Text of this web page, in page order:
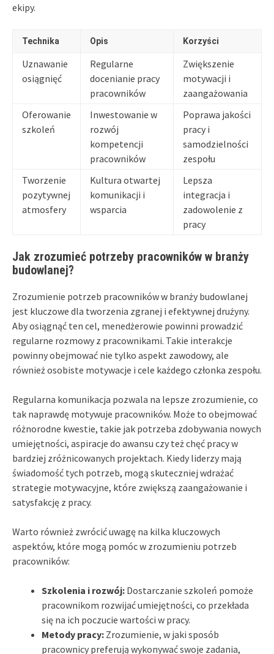
ekipy.
Technika Opis Korzyści
Uznawanie
osiągnięć
Regularne
docenianie pracy
pracowników
Zwiększenie
motywacji i
zaangażowania
Oferowanie
szkoleń
Inwestowanie w
rozwój
kompetencji
pracowników
Poprawa jakości
pracy i
samodzielności
zespołu
Tworzenie
pozytywnej
atmosfery
Kultura otwartej
komunikacji i
wsparcia
Lepsza
integracja i
zadowolenie z
pracy
Jak zrozumieć potrzeby pracowników w branży
budowlanej?
Zrozumienie potrzeb pracowników w branży budowlanej
jest kluczowe dla tworzenia zgranej i efektywnej drużyny.
Aby osiągnąć ten cel, menedżerowie powinni prowadzić
regularne rozmowy z pracownikami. Takie interakcje
powinny obejmować nie tylko aspekt zawodowy, ale
również osobiste motywacje i cele każdego członka zespołu.
Regularna komunikacja pozwala na lepsze zrozumienie, co
tak naprawdę motywuje pracowników. Może to obejmować
różnorodne kwestie, takie jak potrzeba zdobywania nowych
umiejętności, aspiracje do awansu czy też chęć pracy w
bardziej zróżnicowanych projektach. Kiedy liderzy mają
świadomość tych potrzeb, mogą skuteczniej wdrażać
strategie motywacyjne, które zwiększą zaangażowanie i
satysfakcję z pracy.
Warto również zwrócić uwagę na kilka kluczowych
aspektów, które mogą pomóc w zrozumieniu potrzeb
pracowników:
Szkolenia i rozwój: Dostarczanie szkoleń pomoże
pracownikom rozwijać umiejętności, co przekłada
się na ich poczucie wartości w pracy.
Metody pracy: Zrozumienie, w jaki sposób
pracownicy preferują wykonywać swoje zadania,